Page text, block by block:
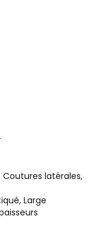
latérales,
Large